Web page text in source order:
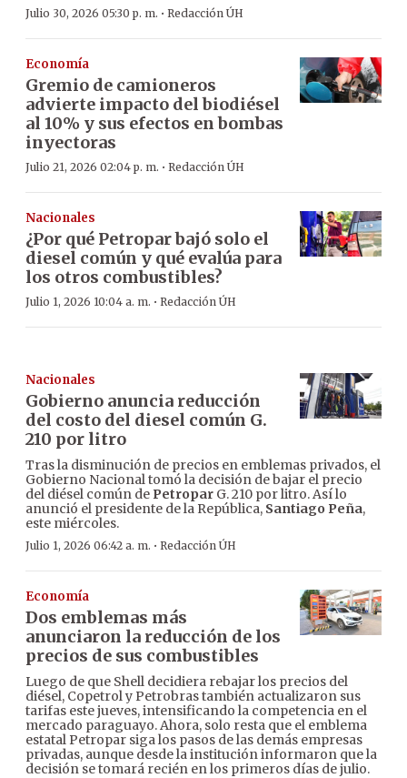
Julio 30, 2026 05:30 p. m. · Redacción ÚH
Economía
Gremio de camioneros
advierte impacto del biodiésel
al 10% y sus efectos en bombas
inyectoras
Julio 21, 2026 02:04 p. m. · Redacción ÚH
Nacionales
¿Por qué Petropar bajó solo el
diesel común y qué evalúa para
los otros combustibles?
Julio 1, 2026 10:04 a. m. · Redacción ÚH
Nacionales
Gobierno anuncia reducción
del costo del diesel común G.
210 por litro
Tras la disminución de precios en emblemas privados, el
Gobierno Nacional tomó la decisión de bajar el precio
del diésel común de Petropar G. 210 por litro. Así lo
anunció el presidente de la República, Santiago Peña,
este miércoles.
Julio 1, 2026 06:42 a. m. · Redacción ÚH
Economía
Dos emblemas más
anunciaron la reducción de los
precios de sus combustibles
Luego de que Shell decidiera rebajar los precios del
diésel, Copetrol y Petrobras también actualizaron sus
tarifas este jueves, intensificando la competencia en el
mercado paraguayo. Ahora, solo resta que el emblema
estatal Petropar siga los pasos de las demás empresas
privadas, aunque desde la institución informaron que la
decisión se tomará recién en los primeros días de julio.